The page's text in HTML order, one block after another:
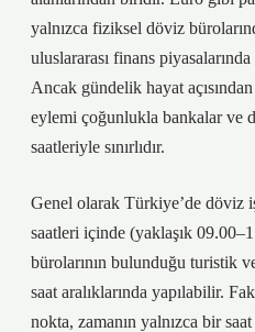
yalnızca fiziksel döviz
uluslararası finans
Ancak gündelik hayat
eylemi çoğunlukla bankalar ve
saatleriyle sınırlıdır.
Genel olarak Türkiye’de döviz
saatleri içinde (yaklaşık
bürolarının bulunduğu turistik
saat aralıklarında yapılabilir.
nokta, zamanın yalnızca bir